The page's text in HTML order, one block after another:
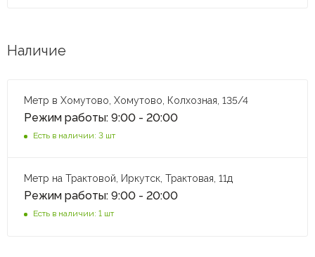
Наличие
Метр в Хомутово, Хомутово, Колхозная, 135/4
Режим работы: 9:00 - 20:00
Есть в наличии: 3 шт
Метр на Трактовой, Иркутск, Трактовая, 11д
Режим работы: 9:00 - 20:00
Есть в наличии: 1 шт